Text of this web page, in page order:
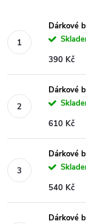
Dárkové
390 Kč
Dárkové
610 Kč
Dárkové
540 Kč
Dárkové